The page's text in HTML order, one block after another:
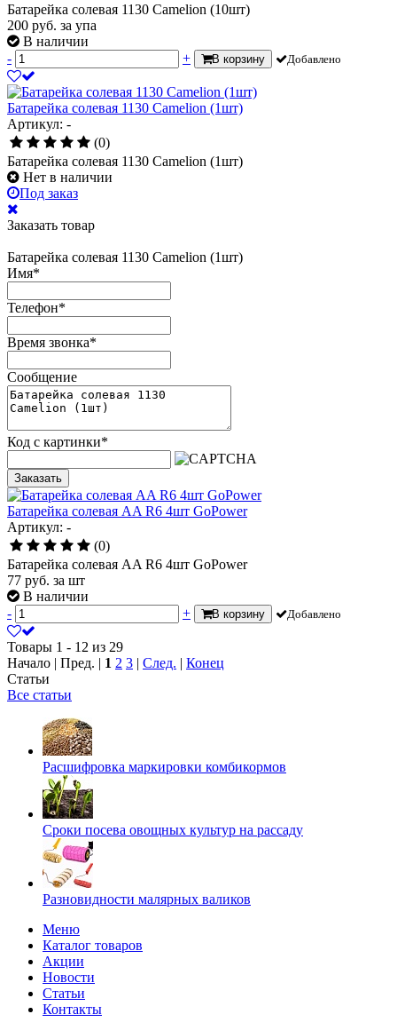
Батарейка солевая 1130 Camelion (10шт)
200 руб. за упа
В наличии
-
+ В корзину Добавлено
Батарейка солевая 1130 Camelion (1шт)
Артикул: -
(0)
Батарейка солевая 1130 Camelion (1шт)
Нет в наличии
Под заказ
Заказать товар
Батарейка солевая 1130 Camelion (1шт)
Имя*
Телефон*
Время звонка*
Сообщение
Код с картинки*
Заказать
Батарейка солевая AA R6 4шт GoPower
Артикул: -
(0)
Батарейка солевая AA R6 4шт GoPower
77 руб. за шт
В наличии
-
+ В корзину Добавлено
Товары 1 - 12 из 29
Начало | Пред. | 1 2 3 | След. | Конец
Статьи
Все статьи
Расшифровка маркировки комбикормов
Сроки посева овощных культур на рассаду
Разновидности малярных валиков
Меню
Каталог товаров
Акции
Новости
Статьи
Контакты